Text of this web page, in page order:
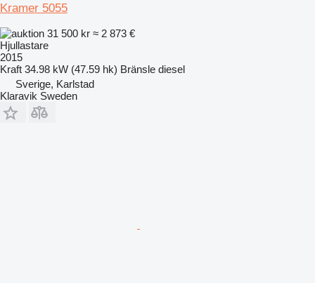
Kramer 5055
31 500 kr ≈ 2 873 €
Hjullastare
2015
Kraft 34.98 kW (47.59 hk) Bränsle diesel
Sverige, Karlstad
Klaravik Sweden